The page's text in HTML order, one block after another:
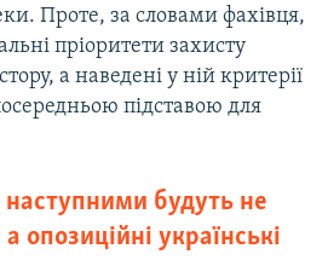
Проте, за словами фахівця,
пріоритети захисту
а наведені у ній критерії
підставою для
будуть не
опозиційні українські